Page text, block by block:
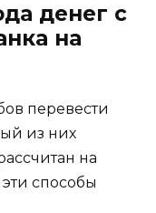
денег с
на
перевести
из них
на
способы